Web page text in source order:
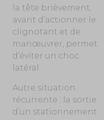
la tête brièvement,
avant d’actionner le
clignotant et de
manœuvrer, permet
d’éviter un choc
latéral.
Autre situation
récurrente : la sortie
d’un stationnement.